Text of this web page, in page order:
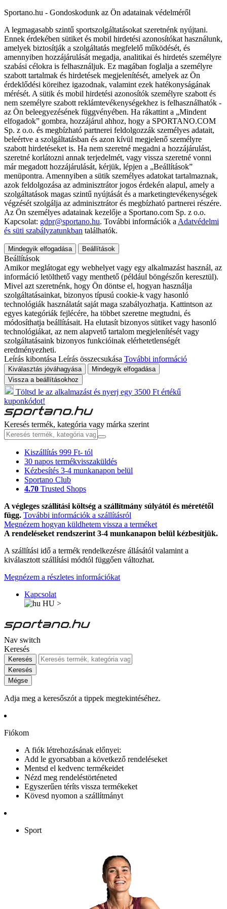
Sportano.hu - Gondoskodunk az Ön adatainak védelméről
A legmagasabb szintű sportszolgáltatásokat szeretnénk nyújtani.
Ennek érdekében sütiket és mobil hirdetési azonosítókat használunk,
amelyek biztosítják a szolgáltatás megfelelő működését, és
amennyiben hozzájárulását megadja, analitikai és hirdetés személyre
szabási célokra is felhasználjuk. Ez magában foglalja a személyre
szabott tartalmak és hirdetések megjelenítését, amelyek az Ön
érdeklődési köreihez igazodnak, valamint ezek hatékonyságának
mérését. A sütik és mobil hirdetési azonosítók személyre szabott és
nem személyre szabott reklámtevékenységekhez is felhasználhatók -
az Ön beleegyezésének függvényében. Ha rákattint a „Mindent
elfogadok” gombra, hozzájárul ahhoz, hogy a SPORTANO.COM
Sp. z o.o. és megbízható partnerei feldolgozzák személyes adatait,
beleértve a szolgáltatásban és azon kívül megjelenő személyre
szabott hirdetéseket is. Ha nem szeretné megadni a hozzájárulást,
szeretné korlátozni annak terjedelmét, vagy vissza szeretné vonni
már megadott hozzájárulását, kérjük, lépjen a „Beállítások”
menüpontra. Amennyiben a sütik személyes adatokat tartalmaznak,
azok feldolgozása az adminisztrátor jogos érdekén alapul, amely a
szolgáltatások magas szintű nyújtását és a marketingtevékenységek
végzését szolgálja az adminisztrátor és megbízható partnerei részére.
Az Ön személyes adatainak kezelője a Sportano.com Sp. z o.o.
Kapcsolat: gdpr@sportano.hu. További információk a Adatvédelmi
és süti szabályzatunkban találhatók.
Mindegyik elfogadása Beállítások
Beállítások
Amikor meglátogat egy webhelyet vagy egy alkalmazást használ, az
információ letölthető vagy menthető (például böngészőn keresztül).
Mivel azt szeretnénk, hogy Ön döntse el, hogyan használja
szolgáltatásainkat, bizonyos típusú cookie-k vagy hasonló
technológiák használatát saját maga szabályozhatja. Kattintson az
egyes kategóriák fejlécére, ha többet szeretne megtudni, és
módosíthatja beállításait. Ha elutasít bizonyos sütiket vagy hasonló
technológiákat, az nem alapvető tartalom megjelenítését vagy
szolgáltatásaink bizonyos funkcióinak elérhetetlenségét
eredményezheti.
Leírás kibontása Leírás összecsukása További információ
Kiválasztás jóváhagyása
Mindegyik elfogadása
Vissza a beállításokhoz
Töltsd le az alkalmazást és nyerj egy 3500 Ft értékű
kuponkódot!
Keresés termék, kategória vagy márka szerint
Kiszállítás 999 Ft- tól
30 napos termékvisszaküldés
Kézbesítés 3-4 munkanapon belül
Sportano Club
4.70 Trusted Shops
A végleges szállítási költség a szállítmány súlyától és méretétől
függ. További információk a szállításról
Megnézem hogyan küldhetem vissza a terméket
A rendeléseket rendszerint 3-4 munkanapon belül kézbesítjük.
A szállítási idő a termék rendelkezésre állásától valamint a
kiválasztott szállítási módtól függően változhat.
Megnézem a részletes információkat
Kapcsolat
HU >
Nav switch
Keresés
Keresés
Keresés
Mégse
Adja meg a keresőszót a tippek megtekintéséhez.
Fiókom
A fiók létrehozásának előnyei:
Add le gyorsabban a következő rendeléseket
Mentsd el kedvenc termékeidet
Nézd meg rendeléstörténeted
Egyszerűen téríts vissza termékeket
Kövesd nyomon a szállítmányt
Sport